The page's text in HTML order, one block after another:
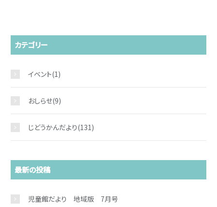
カテゴリー
イベント(1)
おしらせ(9)
じどうかんだより(131)
最新の投稿
児童館だより 地域版 7月号